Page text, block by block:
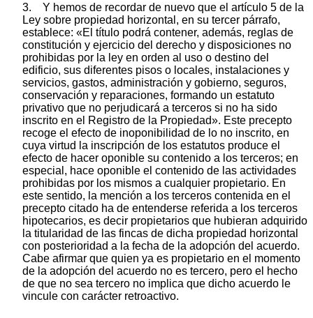
3. Y hemos de recordar de nuevo que el artículo 5 de la
Ley sobre propiedad horizontal, en su tercer párrafo,
establece: «El título podrá contener, además, reglas de
constitución y ejercicio del derecho y disposiciones no
prohibidas por la ley en orden al uso o destino del
edificio, sus diferentes pisos o locales, instalaciones y
servicios, gastos, administración y gobierno, seguros,
conservación y reparaciones, formando un estatuto
privativo que no perjudicará a terceros si no ha sido
inscrito en el Registro de la Propiedad». Este precepto
recoge el efecto de inoponibilidad de lo no inscrito, en
cuya virtud la inscripción de los estatutos produce el
efecto de hacer oponible su contenido a los terceros; en
especial, hace oponible el contenido de las actividades
prohibidas por los mismos a cualquier propietario. En
este sentido, la mención a los terceros contenida en el
precepto citado ha de entenderse referida a los terceros
hipotecarios, es decir propietarios que hubieran adquirido
la titularidad de las fincas de dicha propiedad horizontal
con posterioridad a la fecha de la adopción del acuerdo.
Cabe afirmar que quien ya es propietario en el momento
de la adopción del acuerdo no es tercero, pero el hecho
de que no sea tercero no implica que dicho acuerdo le
vincule con carácter retroactivo.